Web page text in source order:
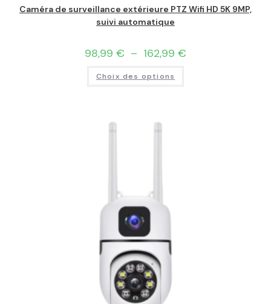
Caméra de surveillance extérieure PTZ Wifi HD 5K 9MP,
suivi automatique
98,99 € – 162,99 €
Choix des options